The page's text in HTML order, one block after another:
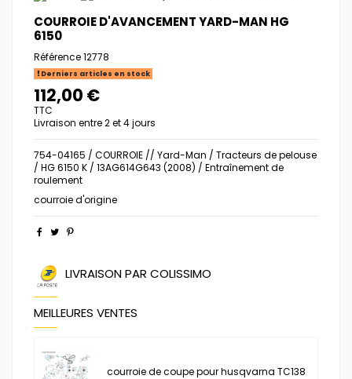
COURROIE D'AVANCEMENT YARD-MAN HG
6150
Référence12778
Derniers articles en stock
112,00 €
TTC
Livraison entre 2 et 4 jours
754-04165 / COURROIE // Yard-Man / Tracteurs de pelouse
/ HG 6150 K / 13AG614G643 (2008) / Entraînement de
roulement
courroie d'origine
LIVRAISON PAR COLISSIMO
MEILLEURES VENTES
courroie de coupe pour husqvarna TC138